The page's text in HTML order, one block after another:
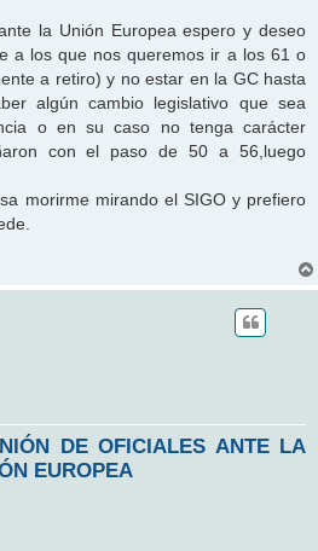
la Unión Europea espero y deseo
a los que nos queremos ir a los 61 o
a retiro) y no estar en la GC hasta
algún cambio legislativo que sea
o en su caso no tenga carácter
con el paso de 50 a 56,luego
morirme mirando el SIGO y prefiero
DE OFICIALES ANTE LA
EUROPEA